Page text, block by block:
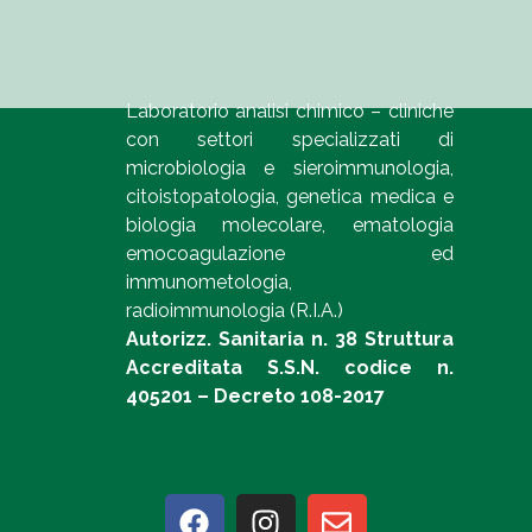
Laboratorio analisi chimico – cliniche
con settori specializzati di
microbiologia e sieroimmunologia,
citoistopatologia, genetica medica e
biologia molecolare, ematologia
emocoagulazione ed
immunometologia,
radioimmunologia (R.I.A.)
Autorizz. Sanitaria n. 38 Struttura
Accreditata S.S.N. codice n.
405201 – Decreto 108-2017